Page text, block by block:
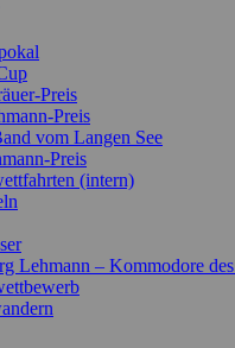
Preis
Preis
vom Langen See
Preis
(intern)
Lehmann – Kommodore